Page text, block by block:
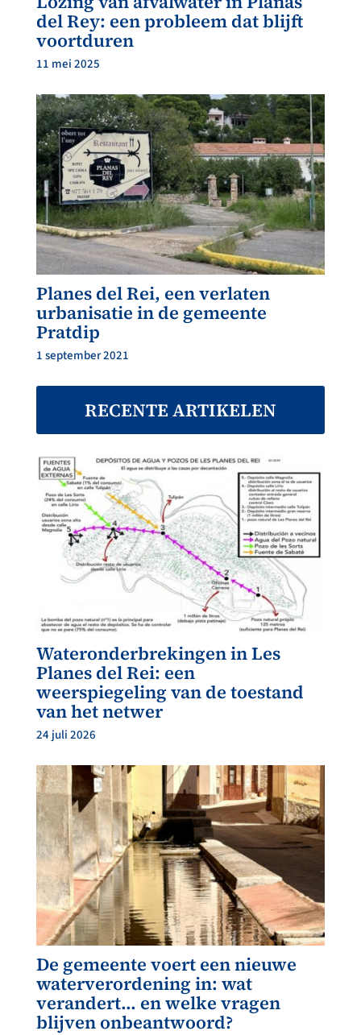
del Rey: een probleem dat blijft
voortduren
11 mei 2025
Planes del Rei, een verlaten
urbanisatie in de gemeente
Pratdip
1 september 2021
RECENTE ARTIKELEN
Wateronderbrekingen in Les
Planes del Rei: een
weerspiegeling van de toestand
van het netwer
24 juli 2026
De gemeente voert een nieuwe
waterverordening in: wat
verandert… en welke vragen
blijven onbeantwoord?